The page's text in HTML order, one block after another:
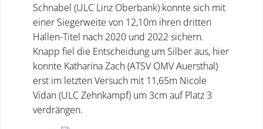
Schnabel (ULC Linz Oberbank) konnte sich mit
einer Siegerweite von 12,10m ihren dritten
Hallen-Titel nach 2020 und 2022 sichern.
Knapp fiel die Entscheidung um Silber aus, hier
konnte Katharina Zach (ATSV OMV Auersthal)
erst im letzten Versuch mit 11,65m Nicole
Vidan (ULC Zehnkampf) um 3cm auf Platz 3
verdrängen.